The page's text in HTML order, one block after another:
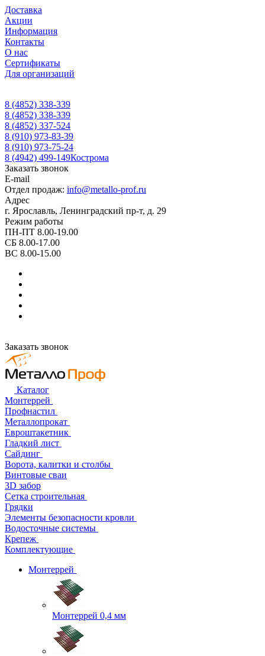
Доставка
Акции
Информация
Контакты
О нас
Сертификаты
Для организаций
8 (4852) 338-339
8 (4852) 338-339
8 (4852) 337-524
8 (910) 973-83-39
8 (910) 973-75-24
8 (4942) 499-149Кострома
Заказать звонок
E-mail
Отдел продаж: info@metallo-prof.ru
Адрес
г. Ярославль, Ленинградский пр-т, д. 29
Режим работы
ПН-ПТ 8.00-19.00
СБ 8.00-17.00
ВС 8.00-15.00
Заказать звонок
Каталог
Монтеррей
Профнастил
Металлопрокат
Евроштакетник
Гладкий лист
Сайдинг
Ворота, калитки и столбы
Винтовые сваи
3D забор
Сетка строительная
Грядки
Элементы безопасности кровли
Водосточные системы
Крепеж
Комплектующие
Монтеррей
Монтеррей 0,4 мм